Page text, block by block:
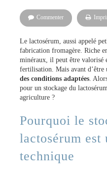
Commenter
Le lactosérum, aussi appelé
fabrication fromagère. Riche
minéraux, il peut être valorisé
fertilisation. Mais avant
des conditions adaptées.
pour un stockage du
agriculture ?
Pourquoi le
lactosérum est
technique